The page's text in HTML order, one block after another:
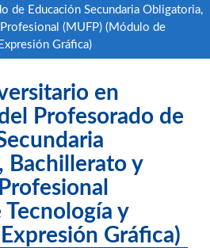
de Educación Secundaria Obligatoria,
(MUFP) (Módulo de
Gráfica)
en
Profesorado de
Bachillerato y
y
Gráfica)